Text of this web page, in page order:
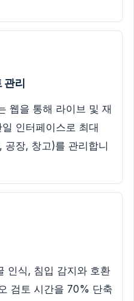
관리
웹을 통해 라이브 및 재
인터페이스로 최대
장, 창고)를 관리합니
인식, 침입 감지와 호환
검토 시간을 70% 단축